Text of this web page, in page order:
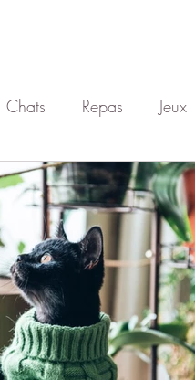
Chats Repas Jeux
Vie de chat